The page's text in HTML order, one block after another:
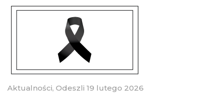
Aktualności, Odeszli 19 lutego 2026